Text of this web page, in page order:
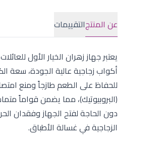
عن المنتجالتقييمات
للحفاظ على الطعم طازجاً ومنع
(البروبيوتيك)، مما يضمن قواماً
دون الحاجة لفتح الجهاز وفقدان
الزجاجية في غسالة الأطباق.